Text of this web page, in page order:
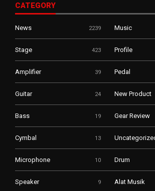
CATEGORY
News 2239 Music
Stage 423 Profile
Amplifier 39 Pedal
Guitar 24 New Product
Bass 19 Gear Review
Cymbal 13
Microphone 10 Drum
Speaker 9 Alat Musik